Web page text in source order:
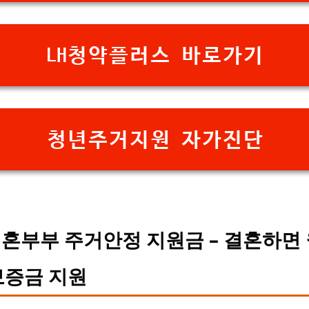
LH청약플러스 바로가기
청년주거지원 자가진단
부부 주거안정 지원금 – 결혼하면
증금 지원